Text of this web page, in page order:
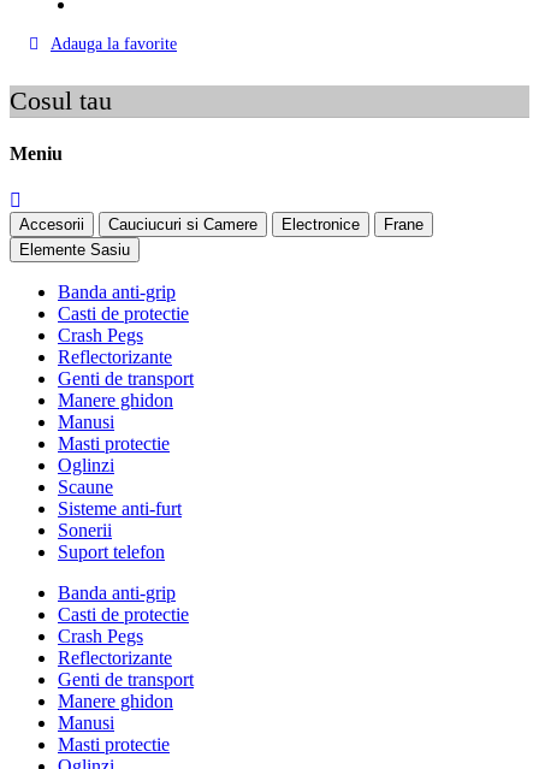
design
texil
maro
Adauga la favorite
Cosul tau
Meniu
Accesorii Cauciucuri si Camere Electronice
Frane
Elemente Sasiu
Banda anti-grip
Casti de protectie
Crash Pegs
Reflectorizante
Genti de transport
Manere ghidon
Manusi
Masti protectie
Oglinzi
Scaune
Sisteme anti-furt
Sonerii
Suport telefon
Banda anti-grip
Casti de protectie
Crash Pegs
Reflectorizante
Genti de transport
Manere ghidon
Manusi
Masti protectie